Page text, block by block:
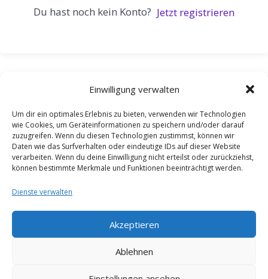
Einwilligung verwalten
Um dir ein optimales Erlebnis zu bieten, verwenden wir Technologien
wie Cookies, um Geräteinformationen zu speichern und/oder darauf
zuzugreifen. Wenn du diesen Technologien zustimmst, können wir
Daten wie das Surfverhalten oder eindeutige IDs auf dieser Website
verarbeiten. Wenn du deine Einwilligung nicht erteilst oder zurückziehst,
können bestimmte Merkmale und Funktionen beeinträchtigt werden.
Dienste verwalten
Akzeptieren
Ablehnen
Du hast noch kein Konto? Jetzt registrieren